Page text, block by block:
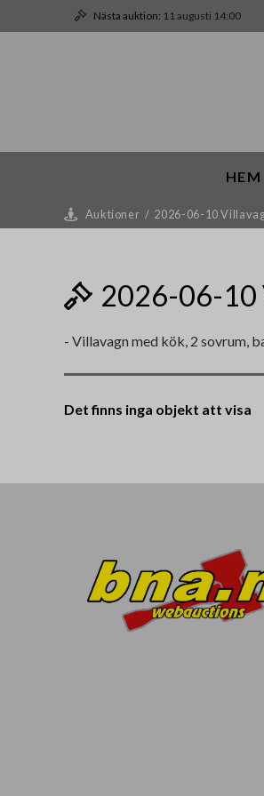
Nästa auktion: 11 augusti 14:00
HEM
Auktioner / 2026-06-10
2026-06-10
- Villavagn med kök, 2 sovrum,
Det finns inga objekt att visa